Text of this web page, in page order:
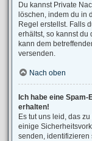
Du kannst Private
löschen, indem du in
Regel erstellst. Falls
erhältst, so kannst du
kann dem
versenden.
Nach oben
Ich habe eine
erhalten!
Es tut uns leid, das
einige
senden, identifizieren